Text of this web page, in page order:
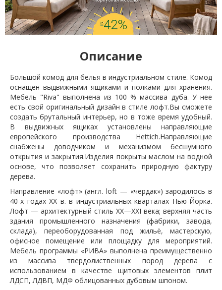
Описание
Большой комод для белья в индустриальном стиле. Комод
оснащен выдвижными ящиками и полками для хранения.
Мебель "Riva" выполнена из 100 % массива дуба. У нее
есть свой оригинальный дизайн в стиле лофт.Вы сможете
создать брутальный интерьер, но в тоже время удобный.
В выдвижных ящиках установлены направляющие
европейского производства Hettich.Направляющие
снабжены доводчиком и механизмом бесшумного
открытия и закрытия.Изделия покрыты маслом на водной
основе, что позволяет сохранить природную фактуру
дерева.
Направление «лофт» (англ. loft — «чердак») зародилось в
40-х годах XX в. в индустриальных кварталах Нью-Йорка.
Лофт — архитектурный стиль XX—XXI века; верхняя часть
здания промышленного назначения (фабрики, завода,
склада), переоборудованная под жильё, мастерскую,
офисное помещение или площадку для мероприятий.
Мебель программы «РИВА» выполнена преимущественно
из массива твердолиственных пород дерева с
использованием в качестве щитовых элементов плит
ЛДСП, ЛДВП, МДФ облицованных дубовым шпоном.